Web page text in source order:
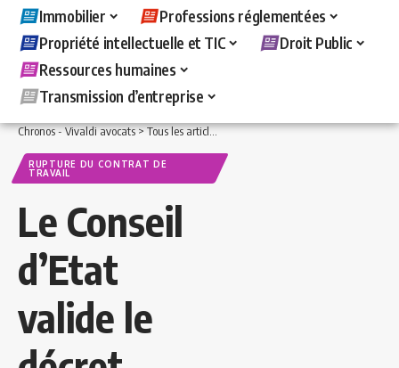
Immobilier
Professions réglementées
Propriété intellectuelle et TIC
Droit Public
Ressources humaines
Transmission d’entreprise
Chronos - Vivaldi avocats>Tous les articles >Ressources humaines>Rupture
RUPTURE DU CONTRAT DE
TRAVAIL
Le Conseil
d’Etat
valide le